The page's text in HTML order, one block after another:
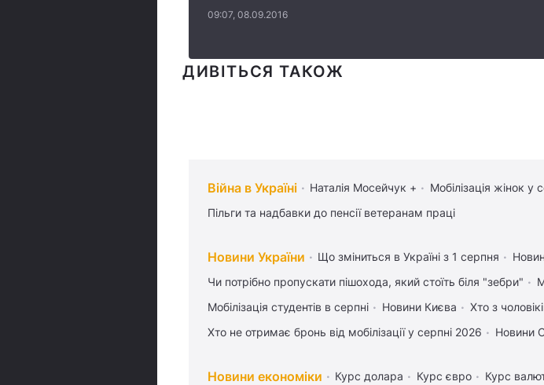
09:07, 08.09.2016
ДИВІТЬСЯ ТАКОЖ
Війна в Україні Наталія Мосейчук + Мобілізація жінок у
Пільги та надбавки до пенсії ветеранам праці
Новини України Що зміниться в Україні з 1 серпня
Чи потрібно пропускати пішохода, який стоїть біля "зебри"
Мобілізація студентів в серпні
Новини Києва Хто з
Хто не отримає бронь від мобілізації у серпні 2026
Новини
Новини економіки Курс долара Курс євро Курс